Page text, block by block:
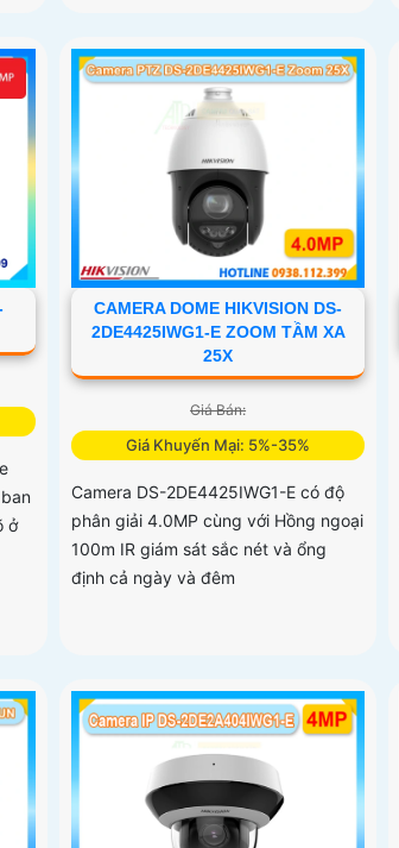
ở
CAMERA DOME HIKVISION DS-
2DE4425IWG1-E ZOOM TẦM XA
25X
Giá Bán:
Giá Khuyến Mại: 5%-35%
Camera DS-2DE4425IWG1-E có độ
phân giải 4.0MP cùng với Hồng ngoại
100m IR giám sát sắc nét và ổng
định cả ngày và đêm